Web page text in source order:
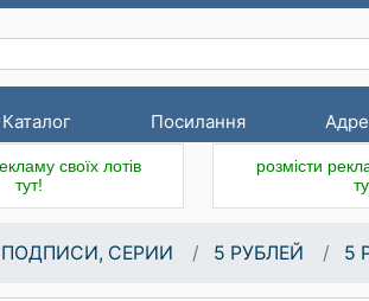
Каталог Посилання
своїх лотів
тут!
розмісти
ПОДПИСИ, СЕРИИ 5 РУБЛЕЙ 5